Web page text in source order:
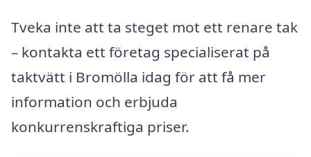
Tveka inte att ta steget mot ett renare tak
– kontakta ett företag specialiserat på
taktvätt i Bromölla idag för att få mer
information och erbjuda
konkurrenskraftiga priser.